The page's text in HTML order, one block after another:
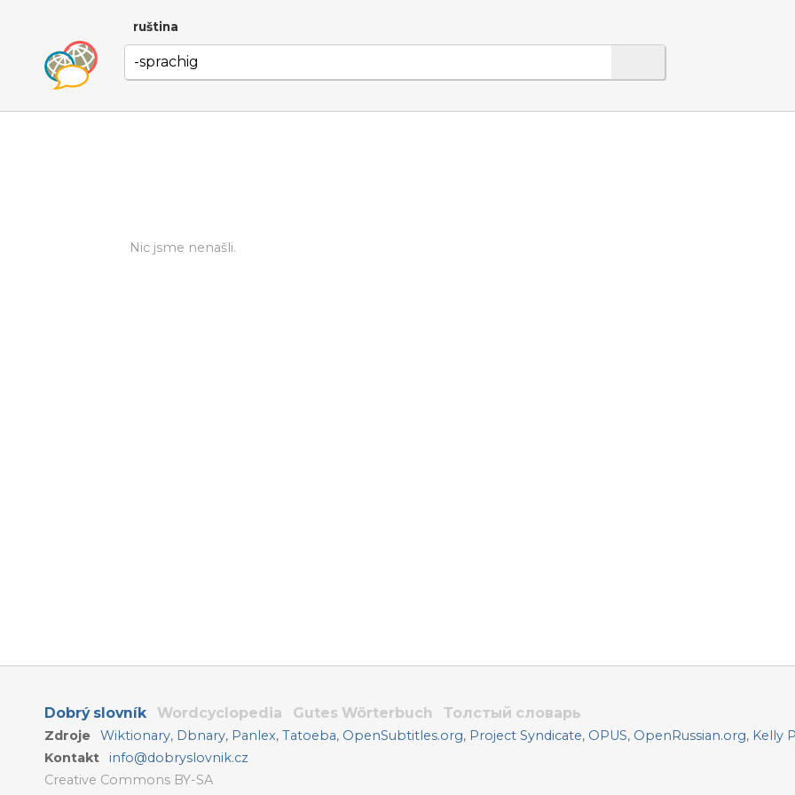
ruština
Nic jsme nenašli.
Dobrý slovník Wordcyclopedia Gutes Wörterbuch Толстый словарь
Zdroje Wiktionary, Dbnary, Panlex,Tatoeba, OpenSubtitles.org, Project Syndicate, OPUS, OpenRussian.org, Kelly
Kontakt
info@dobryslovnik.cz
Creative Commons BY-SA